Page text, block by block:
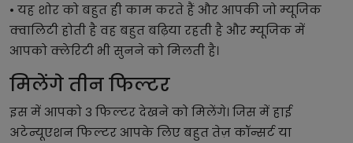
• यह शोर को बहुत ही काम करते हैं और आपकी जो म्यूजिक
क्वालिटी होती है वह बहुत बढ़िया रहती है और म्यूजिक में
आपको क्लेरिटी भी सुनने को मिलती है।
मिलेंगे तीन फिल्टर
इस में आपको 3 फिल्टर देखने को मिलेंगे। जिस में हाई
अटेन्यूएशन फिल्टर आपके लिए बहुत तेज़ कॉन्सर्ट या